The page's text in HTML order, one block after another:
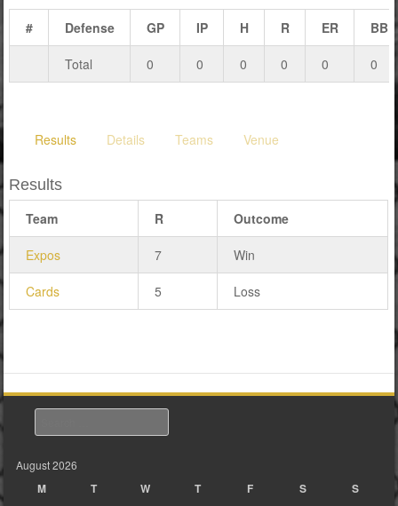
# Defense GP IP H R ER BB
Total 0 0 0 0 0 0
Results Details Teams Venue
Results
Team
R Outcome
Expos 7 Win
Cards 5 Loss
August 2026
M T W T F S S